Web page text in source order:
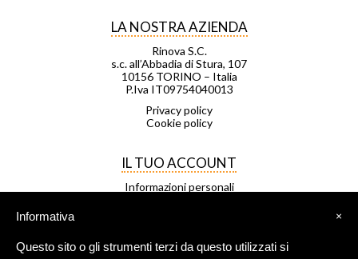
LA NOSTRA AZIENDA
Rinova S.C.
s.c. all’Abbadia di Stura, 107
10156 TORINO – Italia
P.Iva IT09754040013
Privacy policy
Cookie policy
IL TUO ACCOUNT
Informazioni personali
Le mie liste di desideri
×
Informativa
Questo sito o gli strumenti terzi da questo utilizzati si